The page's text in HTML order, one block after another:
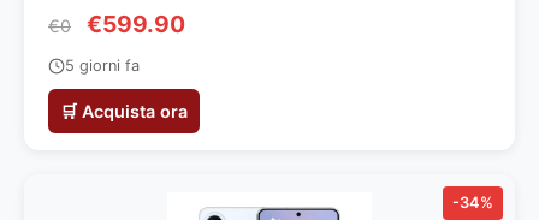
€0 €599.90
5 giorni fa
🛒 Acquista ora
-34%